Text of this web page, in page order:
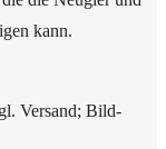
kann.
Versand; Bild-